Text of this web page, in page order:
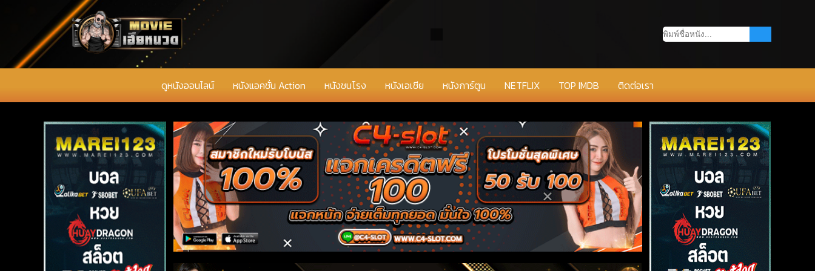
ดูหนังออนไลน์ หนังแอคชั่น Action หนังชนโรง หนังเอเชีย หนังการ์ตูน NETFLIX TOP IMDB ติดต่อเรา